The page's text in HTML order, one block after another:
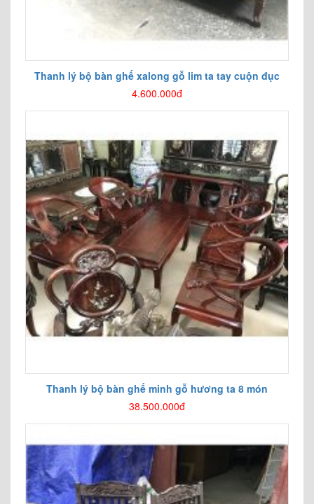
Thanh lý bộ bàn ghế xalong gỗ lim ta tay cuộn đục
4.600.000đ
Thanh lý bộ bàn ghế minh gỗ hương ta 8 món
38.500.000đ